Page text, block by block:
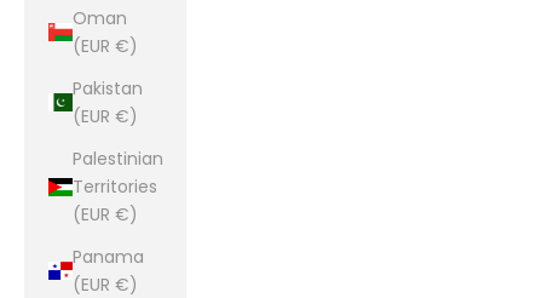
Oman
(EUR €)
Pakistan
(EUR €)
Palestinian
Territories
(EUR €)
Panama
(EUR €)